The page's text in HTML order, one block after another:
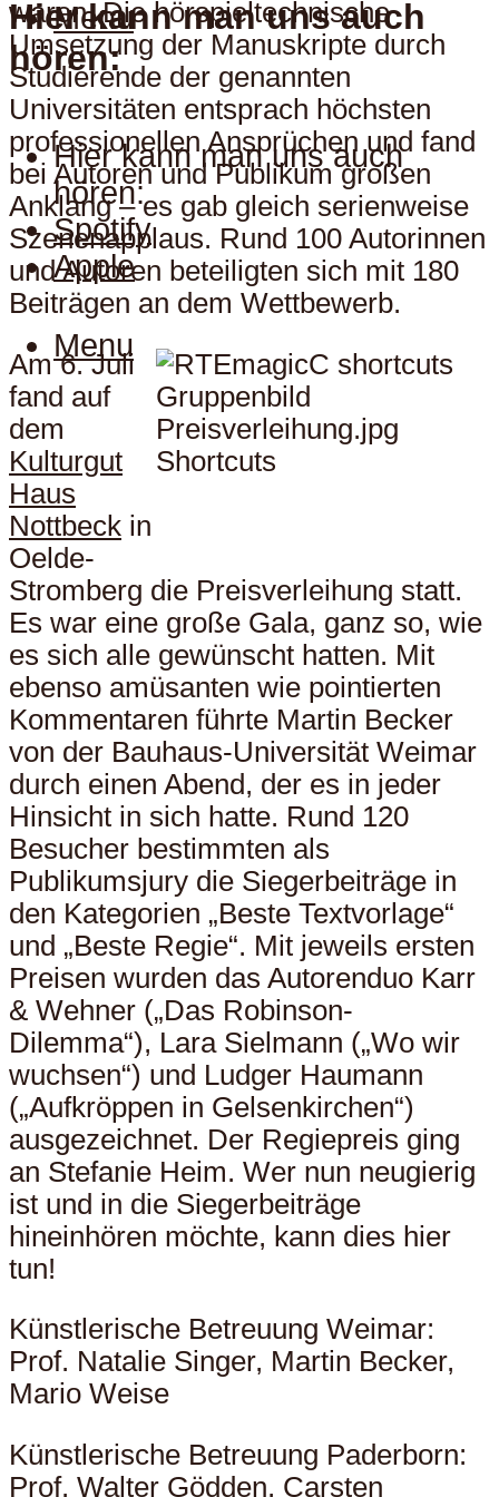
Menu
Hier kann man uns auch
hören:
Hier kann man uns auch
hören:
Spotify
Apple
Menu
waren. Die hörspieltechnische
Umsetzung der Manuskripte durch
Studierende der genannten
Universitäten entsprach höchsten
professionellen Ansprüchen und fand
bei Autoren und Publikum großen
Anklang – es gab gleich serienweise
Szenenapplaus. Rund 100 Autorinnen
und Autoren beteiligten sich mit 180
Beiträgen an dem Wettbewerb.
Am 6. Juli
fand auf
dem
Kulturgut
Haus
Nottbeck in
Oelde-
Stromberg die Preisverleihung statt.
Es war eine große Gala, ganz so, wie
es sich alle gewünscht hatten. Mit
ebenso amüsanten wie pointierten
Kommentaren führte Martin Becker
von der Bauhaus-Universität Weimar
durch einen Abend, der es in jeder
Hinsicht in sich hatte. Rund 120
Besucher bestimmten als
Publikumsjury die Siegerbeiträge in
den Kategorien „Beste Textvorlage“
und „Beste Regie“. Mit jeweils ersten
Preisen wurden das Autorenduo Karr
& Wehner („Das Robinson-
Dilemma“), Lara Sielmann („Wo wir
wuchsen“) und Ludger Haumann
(„Aufkröppen in Gelsenkirchen“)
ausgezeichnet. Der Regiepreis ging
an Stefanie Heim. Wer nun neugierig
ist und in die Siegerbeiträge
hineinhören möchte, kann dies hier
tun!
Künstlerische Betreuung Weimar:
Prof. Natalie Singer, Martin Becker,
Mario Weise
Künstlerische Betreuung Paderborn:
Prof. Walter Gödden, Carsten